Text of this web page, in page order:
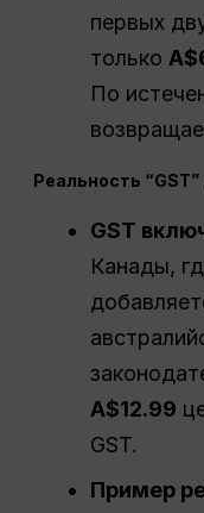
первых
только
По
Реальность
GST
Канады,
A$12.99
GST.
Пример